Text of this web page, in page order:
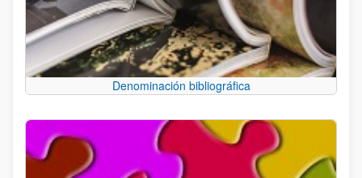
Denominación bibliográfica